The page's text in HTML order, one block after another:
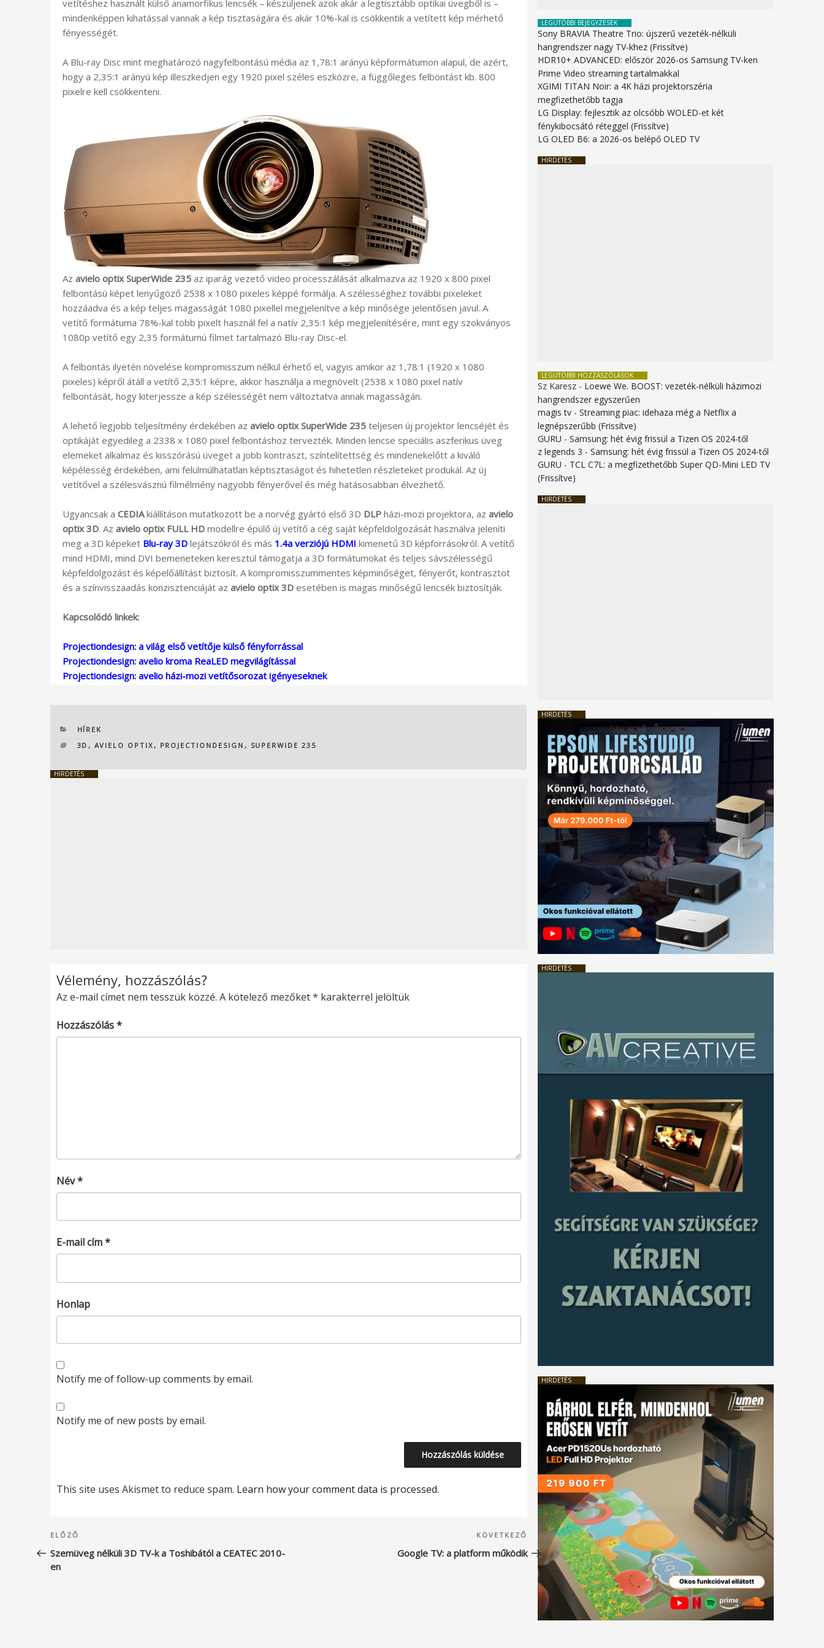
vetítéshez használt külső anamorfikus lencsék – készüljenek azok akár a legtisztább optikai üvegből is –
mindenképpen kihatással vannak a kép tisztaságára és akár 10%-kal is csökkentik a vetített kép mérhető
fényességét.
A Blu-ray Disc mint meghatározó nagyfelbontású média az 1,78:1 arányú képformátumon alapul, de azért,
hogy a 2,35:1 arányú kép illeszkedjen egy 1920 pixel széles eszközre, a függőleges felbontást kb. 800
pixelre kell csökkenteni.
Az avielo optix SuperWide 235 az iparág vezető video processzálását alkalmazva az 1920 x 800 pixel
felbontású képet lenyűgöző 2538 x 1080 pixeles képpé formálja. A szélességhez további pixeleket
hozzáadva és a kép teljes magasságát 1080 pixellel megjelenítve a kép minősége jelentősen javul. A
vetítő formátuma 78%-kal több pixelt használ fel a natív 2,35:1 kép megjelenítésére, mint egy szokványos
1080p vetítő egy 2,35 formátumú filmet tartalmazó Blu-ray Disc-el.
A felbontás ilyetén növelése kompromisszum nélkül érhető el, vagyis amikor az 1,78:1 (1920 x 1080
pixeles) képről átáll a vetítő 2,35:1 képre, akkor használja a megnövelt (2538 x 1080 pixel natív
felbontását, hogy kiterjessze a kép szélességét nem változtatva annak magasságán.
A lehető legjobb teljesítmény érdekében az avielo optix SuperWide 235 teljesen új projektor lencséjét és
optikáját egyedileg a 2338 x 1080 pixel felbontáshoz tervezték. Minden lencse speciális aszferikus üveg
elemeket alkalmaz és kisszórású üveget a jobb kontraszt, színtelítettség és mindenekelőtt a kiváló
képélesség érdekében, ami felülmúlhatatlan képtisztaságot és hihetetlen részleteket produkál. Az új
vetítővel a szélesvásznú filmélmény nagyobb fényerővel és még hatásosabban élvezhető.
Ugyancsak a CEDIAkiállításon mutatkozott be a norvég gyártó első 3D DLP házi-mozi projektora, az avielo
optix 3D. Az avielo optix FULL HD modellre épülő új vetítő a cég saját képfeldolgozását használva jeleníti
meg a 3D képeket Blu-ray 3D lejátszókról és más 1.4a verziójú HDMI kimenetű 3D képforrásokról. A vetítő
mind HDMI, mind DVI bemeneteken keresztül támogatja a 3D formátumokat és teljes sávszélességű
képfeldolgozást és képelőállítást biztosít. A kompromisszummentes képminőséget, fényerőt, kontrasztot
és a színvisszaadás konzisztenciáját az avielo optix 3D esetében is magas minőségű lencsék biztosítják.
Kapcsolódó linkek:
Projectiondesign: a világ első vetítője külső fényforrással
Projectiondesign: avelio kroma ReaLED megvilágítással
Projectiondesign: avelio házi-mozi vetítősorozat igényeseknek
KATEGÓRIÁK
HÍREK
CÍMKÉK
3D , AVIELO OPTIX , PROJECTIONDESIGN , SUPERWIDE 235
HIRDETÉS
Vélemény, hozzászólás?
Az e-mail címet nem tesszük közzé. A kötelező mezőket* karakterrel jelöltük
Hozzászólás*
Név*
E-mail cím*
Honlap
Notify me of follow-up comments by email.
Notify me of new posts by email.
This site uses Akismet to reduce spam. Learn how your comment data is processed.
Bejegyzés
navigáció
Korábbi
bejegyzés
ELŐZŐ
Szemüveg nélküli 3D TV-k a Toshibától a CEATEC 2010-
en
Következő
bejegyzés
KÖVETKEZŐ
Google TV: a platform működik
LEGUTÓBBI BEJEGYZÉSEK
Sony BRAVIA Theatre Trio: újszerű vezeték-nélküli
hangrendszer nagy TV-khez (Frissítve)
HDR10+ ADVANCED: először 2026-os Samsung TV-ken
Prime Video streaming tartalmakkal
XGIMI TITAN Noir: a 4K házi projektorszéria
megfizethetőbb tagja
LG Display: fejlesztik az olcsóbb WOLED-et két
fénykibocsátó réteggel (Frissítve)
LG OLED B6: a 2026-os belépő OLED TV
HIRDETÉS
LEGUTÓBBI HOZZÁSZÓLÁSOK
Sz Karesz - Loewe We. BOOST: vezeték-nélküli házimozi
hangrendszer egyszerűen
magis tv -Streaming piac: idehaza még a Netflix a
legnépszerűbb (Frissítve)
GURU -Samsung: hét évig frissül a Tizen OS 2024-től
z legends 3 -Samsung: hét évig frissül a Tizen OS 2024-től
GURU - TCL C7L: a megfizethetőbb Super QD-Mini LED TV
(Frissítve)
HIRDETÉS
HIRDETÉS
HIRDETÉS
HIRDETÉS